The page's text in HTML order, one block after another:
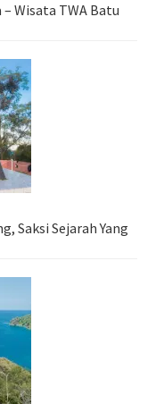
Wisata TWA Batu
Saksi Sejarah Yang